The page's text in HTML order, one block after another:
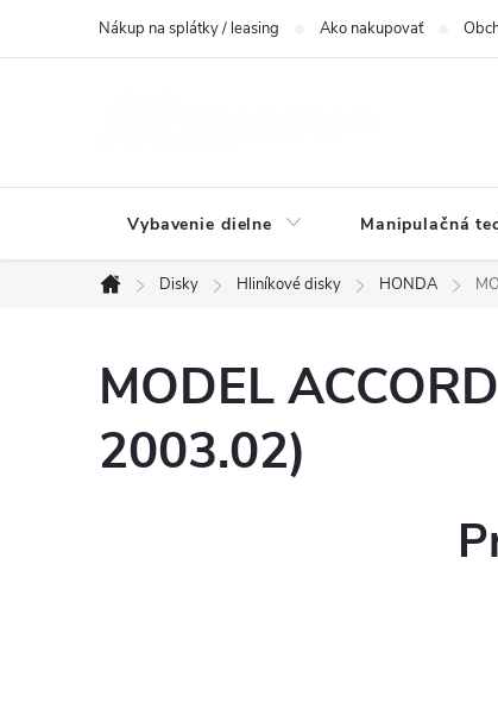
Nákup na splátky / leasing Ako nakupovať
Vybavenie dielne Manipulačná
Domov
Disky Hliníkové disky HONDA
MODEL
2003.02)